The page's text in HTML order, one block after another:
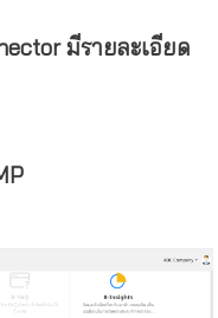
มีรายละเอียด